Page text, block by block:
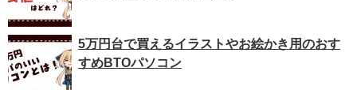
5万円台で買えるイラストやお絵かき用のおす
すめBTOパソコン